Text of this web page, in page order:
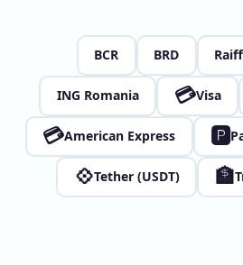
BCR BRD
ING Romania 💳Visa
💳American Express 🅿
💠Tether (USDT) 🏦